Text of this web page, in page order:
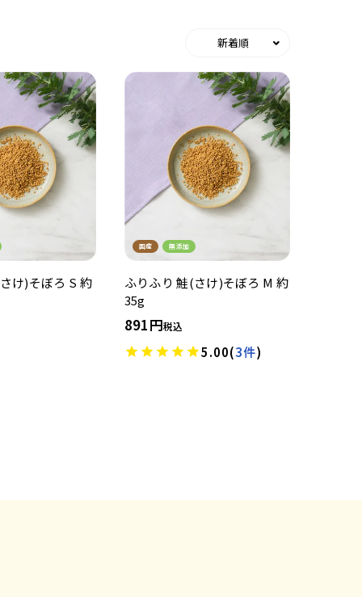
新着順
け)そぼろ S 約
国産 無添加
ふりふり 鮭(さけ)そぼろ M 約
35g
891 税込
5.00(3件)